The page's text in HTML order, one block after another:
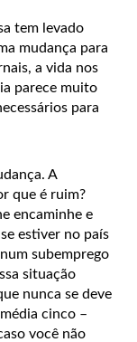
tem levado
mudança para
a vida nos
parece muito
para
A
que é ruim?
encaminhe e
estiver no país
subemprego
situação
nunca se deve
cinco –
você não